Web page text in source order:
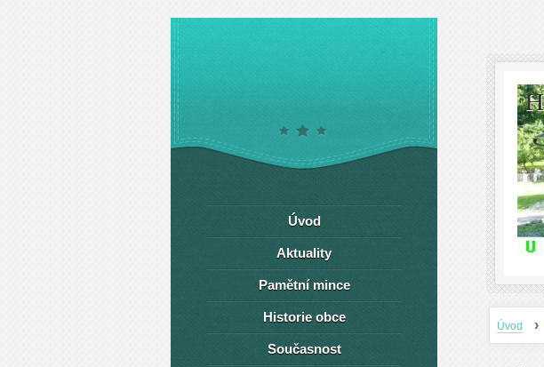
Úvod ›
Úvod
Aktuality
Pamětní mince
Historie obce
Současnost